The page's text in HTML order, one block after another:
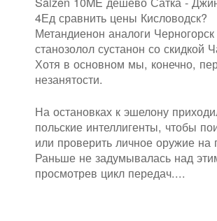
4Ед сравнить цены Кисловодск?
Метандиенон аналоги
станозолол сустанон со скидкой
Хотя в основном мы, конечно,
незанятости.
На остановках к эшелону
польские интеллигенты, чтобы
или проверить личное оружие на
Раньше не задумывалась над
просмотрев цикл передач....